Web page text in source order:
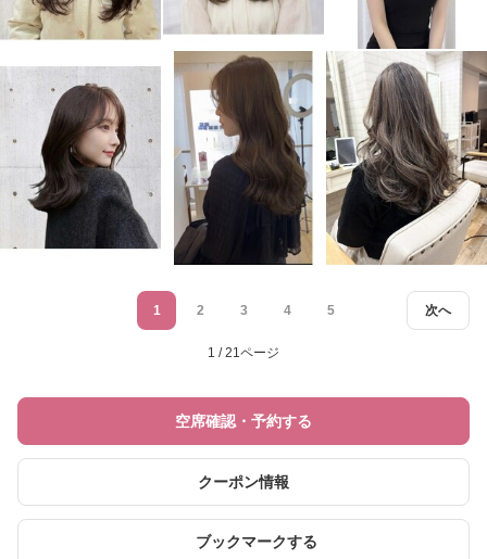
次へ
1 2 3 4 5
1 / 21ページ
空席確認・予約する
クーポン情報
ブックマークする